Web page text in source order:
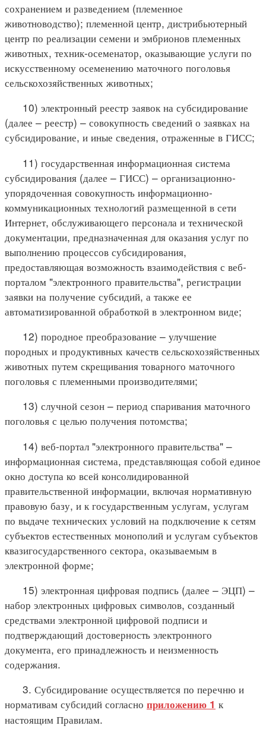
сохранением и разведением (племенное
животноводство); племенной центр, дистрибьютерный
центр по реализации семени и эмбрионов племенных
животных, техник-осеменатор, оказывающие услуги по
искусственному осеменению маточного поголовья
сельскохозяйственных животных;
10) электронный реестр заявок на субсидирование
(далее – реестр) – совокупность сведений о заявках на
субсидирование, и иные сведения, отраженные в ГИСС;
11) государственная информационная система
субсидирования (далее – ГИСС) – организационно-
упорядоченная совокупность информационно-
коммуникационных технологий размещенной в сети
Интернет, обслуживающего персонала и технической
документации, предназначенная для оказания услуг по
выполнению процессов субсидирования,
предоставляющая возможность взаимодействия с веб-
порталом "электронного правительства", регистрации
заявки на получение субсидий, а также ее
автоматизированной обработкой в электронном виде;
12) породное преобразование – улучшение
породных и продуктивных качеств сельскохозяйственных
животных путем скрещивания товарного маточного
поголовья с племенными производителями;
13) случной сезон – период спаривания маточного
поголовья с целью получения потомства;
14) веб-портал "электронного правительства" –
информационная система, представляющая собой единое
окно доступа ко всей консолидированной
правительственной информации, включая нормативную
правовую базу, и к государственным услугам, услугам
по выдаче технических условий на подключение к сетям
субъектов естественных монополий и услугам субъектов
квазигосударственного сектора, оказываемым в
электронной форме;
15) электронная цифровая подпись (далее – ЭЦП) –
набор электронных цифровых символов, созданный
средствами электронной цифровой подписи и
подтверждающий достоверность электронного
документа, его принадлежность и неизменность
содержания.
3. Субсидирование осуществляется по перечню и
нормативам субсидий согласно приложению 1 к
настоящим Правилам.